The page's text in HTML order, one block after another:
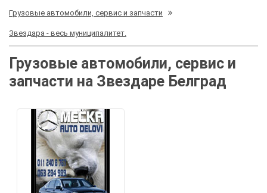
Грузовые автомобили, сервис и запчасти
Звездара - весь муниципалитет.
Грузовые автомобили, сервис и
запчасти на Звездаре Белград